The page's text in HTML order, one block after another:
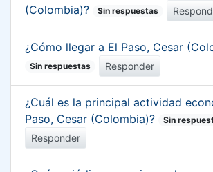
(Colombia)?
Sin respuestas
¿Cómo llegar a El Paso, Cesar
Sin respuestas Responder
¿Cuál es la principal actividad
Paso, Cesar (Colombia)?
Sin
Responder